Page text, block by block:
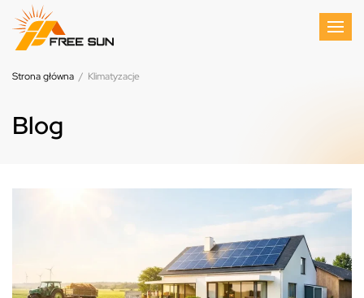
Strona główna / Klimatyzacje
Blog